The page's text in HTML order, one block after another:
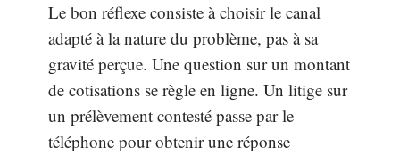
Le bon réflexe consiste à choisir le canal
adapté à la nature du problème, pas à sa
gravité perçue. Une question sur un montant
de cotisations se règle en ligne. Un litige sur
un prélèvement contesté passe par le
téléphone pour obtenir une réponse